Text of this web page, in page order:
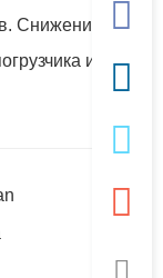
Снижение
и